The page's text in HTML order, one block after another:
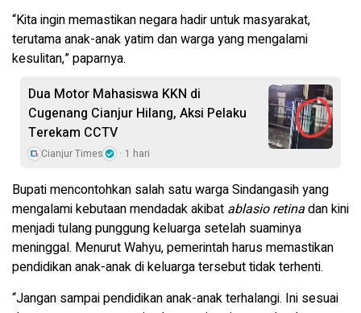
“Kita ingin memastikan negara hadir untuk masyarakat,
terutama anak-anak yatim dan warga yang mengalami
kesulitan,” paparnya.
Dua Motor Mahasiswa KKN di
Cugenang Cianjur Hilang, Aksi Pelaku
Terekam CCTV
Cianjur Times 1 hari
Bupati mencontohkan salah satu warga Sindangasih yang
mengalami kebutaan mendadak akibat ablasio retinadan kini
menjadi tulang punggung keluarga setelah suaminya
meninggal. Menurut Wahyu, pemerintah harus memastikan
pendidikan anak-anak di keluarga tersebut tidak terhenti.
“Jangan sampai pendidikan anak-anak terhalangi. Ini sesuai